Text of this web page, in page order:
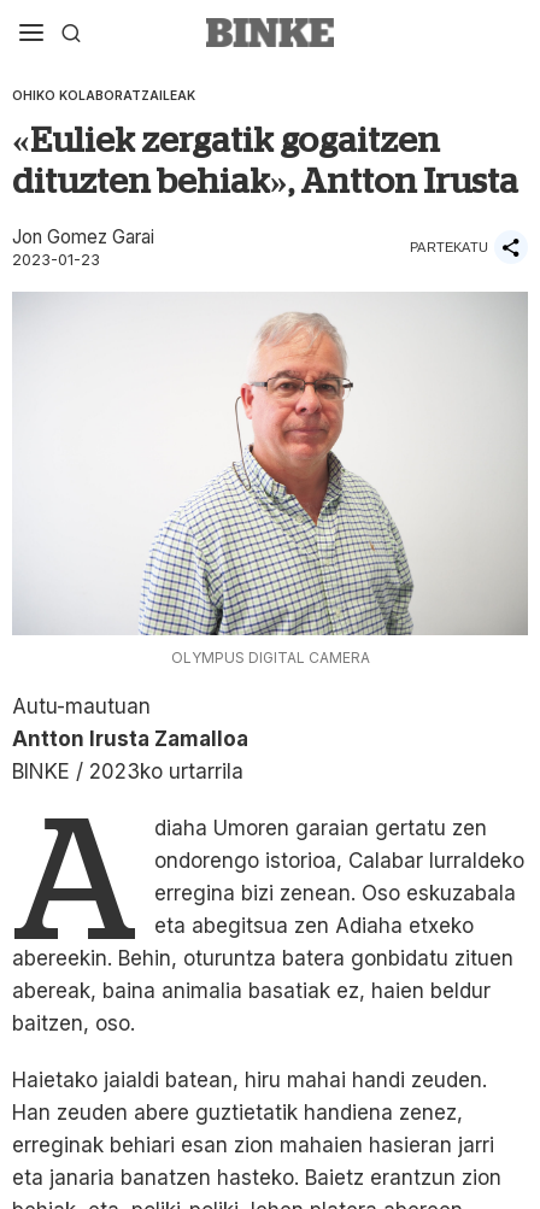
OHIKO KOLABORATZAILEAK
«Euliek zergatik gogaitzen
dituzten behiak», Antton Irusta
Jon Gomez Garai
2023-01-23
PARTEKATU
OLYMPUS DIGITAL CAMERA
Autu-mautuan
Antton Irusta Zamalloa
BINKE / 2023ko urtarrila
A
diaha Umoren garaian gertatu zen
ondorengo istorioa, Calabar lurraldeko
erregina bizi zenean. Oso eskuzabala
eta abegitsua zen Adiaha etxeko
abereekin. Behin, oturuntza batera gonbidatu zituen
abereak, baina animalia basatiak ez, haien beldur
baitzen, oso.
Haietako jaialdi batean, hiru mahai handi zeuden.
Han zeuden abere guztietatik handiena zenez,
erreginak behiari esan zion mahaien hasieran jarri
eta janaria banatzen hasteko. Baietz erantzun zion